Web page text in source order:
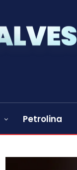
Petrolina